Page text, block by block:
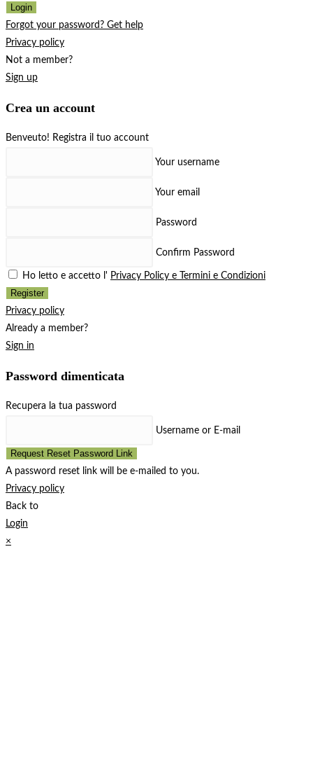
Login
Forgot your password? Get help
Privacy policy
Not a member?
Sign up
Crea un account
Benveuto! Registra il tuo account
Your username
Your email
Password
Confirm Password
Ho letto e accetto l' Privacy Policy e Termini e Condizioni
Register
Privacy policy
Already a member?
Sign in
Password dimenticata
Recupera la tua password
Username or E-mail
Request Reset Password Link
A password reset link will be e-mailed to you.
Privacy policy
Back to
Login
×